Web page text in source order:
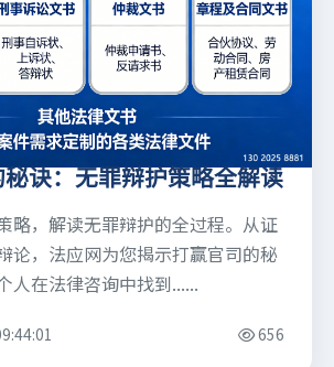
诀：无罪辩护策略全解读
略，解读无罪辩护的全过程。从证
论，法应网为您揭示打赢官司的秘
人在法律咨询中找到......
656